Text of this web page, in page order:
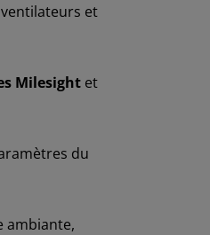
et
Milesight et
du
ambiante,